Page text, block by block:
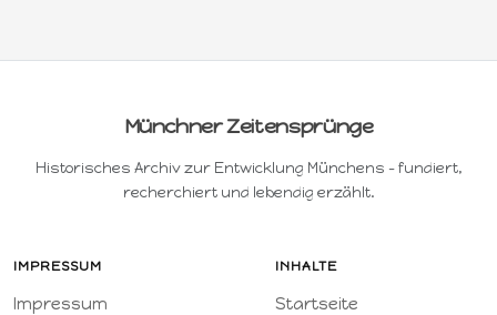
Münchner Zeitensprünge
Historisches Archiv zur Entwicklung Münchens – fundiert,
recherchiert und lebendig erzählt.
IMPRESSUM
Impressum
INHALTE
Startseite